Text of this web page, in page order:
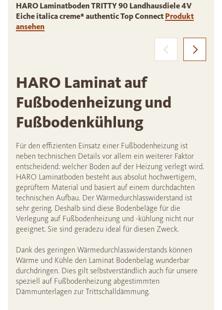
HARO Laminatboden TRITTY 90 Landhausdiele 4V
Eiche italica creme* authentic Top Connect Produkt
ansehen
HARO Laminat auf
Fußbodenheizung und
Fußbodenkühlung
Für den effizienten Einsatz einer Fußbodenheizung ist
neben technischen Details vor allem ein weiterer Faktor
entscheidend: welcher Boden auf der Heizung verlegt wird.
HARO Laminatboden besteht aus absolut hochwertigem,
geprüftem Material und basiert auf einem durchdachten
technischen Aufbau. Der Wärmedurchlasswiderstand ist
sehr gering. Deshalb sind diese Bodenbeläge für die
Verlegung auf Fußbodenheizung und -kühlung nicht nur
geeignet: Sie sind geradezu ideal für diesen Zweck.
Dank des geringen Wärmedurchlasswiderstands können
Wärme und Kühle den Laminat Bodenbelag wunderbar
durchdringen. Dies gilt selbstverständlich auch für unsere
speziell auf Fußbodenheizung abgestimmten
Dämmunterlagen zur Trittschalldämmung.